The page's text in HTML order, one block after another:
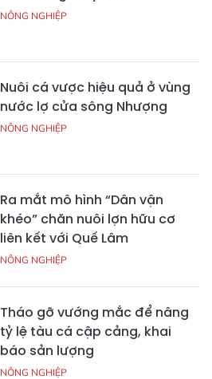
NÔNG NGHIỆP
Nuôi cá vược hiệu quả ở vùng
nước lợ cửa sông Nhượng
NÔNG NGHIỆP
Ra mắt mô hình “Dân vận
khéo” chăn nuôi lợn hữu cơ
liên kết với Quế Lâm
NÔNG NGHIỆP
Tháo gỡ vướng mắc để nâng
tỷ lệ tàu cá cập cảng, khai
báo sản lượng
NÔNG NGHIỆP